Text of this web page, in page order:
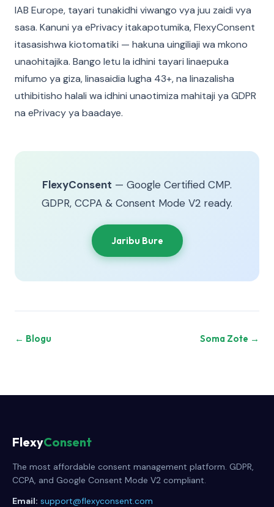
IAB Europe, tayari tunakidhi viwango vya juu zaidi vya
sasa. Kanuni ya ePrivacy itakapotumika, FlexyConsent
itasasishwa kiotomatiki — hakuna uingiliaji wa mkono
unaohitajika. Bango letu la idhini tayari linaepuka
mifumo ya giza, linasaidia lugha 43+, na linazalisha
uthibitisho halali wa idhini unaotimiza mahitaji ya GDPR
na ePrivacy ya baadaye.
FlexyConsent — Google Certified CMP.
GDPR, CCPA & Consent Mode V2 ready.
Jaribu Bure
← Blogu Soma Zote →
FlexyConsent
The most affordable consent management platform. GDPR,
CCPA, and Google Consent Mode V2 compliant.
Email: support@flexyconsent.com